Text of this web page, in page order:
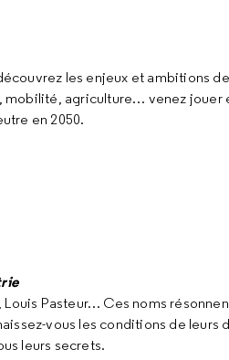
les enjeux et ambitions de
mobilité, agriculture… venez jouer
en 2050.
Pasteur… Ces noms
vous les conditions de leurs
leurs secrets.